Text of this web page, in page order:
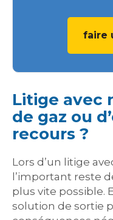
faire
Litige avec
de gaz ou
recours ?
Lors d’un litige
l’important reste
plus vite possible.
solution de sortie